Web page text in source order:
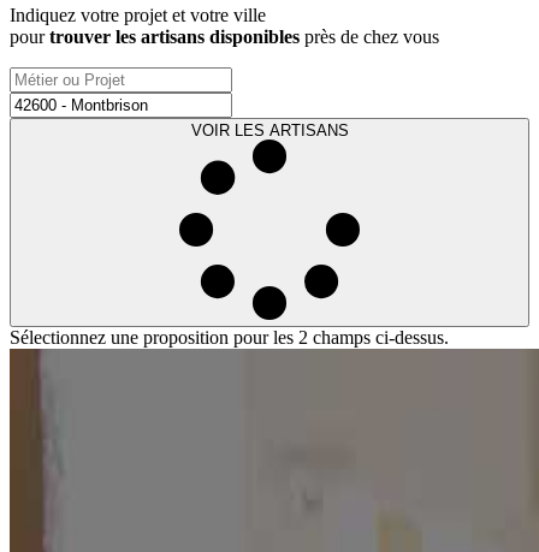
Indiquez votre projet et votre ville
pourtrouver les artisans disponibles près de chez vous
Sélectionnez une proposition pour les 2 champs ci-dessus.